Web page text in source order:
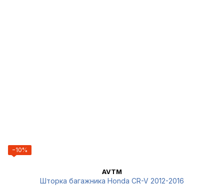
−10%
AVTM
Шторка багажника Honda CR-V 2012-2016